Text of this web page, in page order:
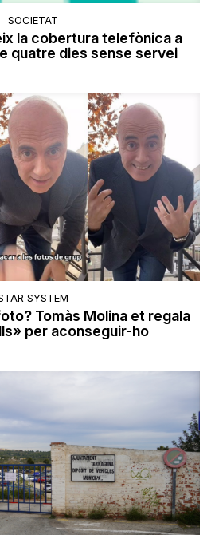
SOCIETAT
la cobertura telefònica a
quatre dies sense servei
SYSTEM
Tomàs Molina et regala
per aconseguir-ho